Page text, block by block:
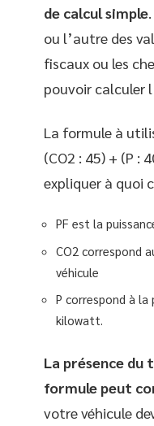
de calcul simple
ou l’autre des
fiscaux ou les
pouvoir calculer
La formule à
(CO2 : 45) + (P :
expliquer à quoi
PF est la
CO2 correspond
véhicule
P correspond à la
kilowatt.
La présence du
formule peut
votre véhicule